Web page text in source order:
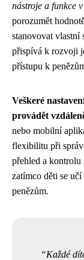
nástroje a funkce
porozumět
stanovovat vlastní
přispívá k rozvoji
přístupu k
Veškeré
provádět
nebo mobilní
flexibilitu při
přehled a
zatímco děti se
penězům.
Každé